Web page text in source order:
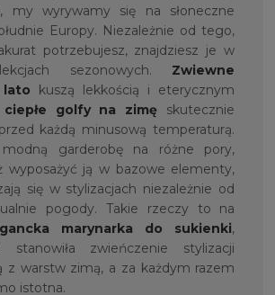
my wyrywamy się na słoneczne
Europy. Niezależnie od tego,
potrzebujesz, znajdziesz je w
sezonowych. Zwiewne
kuszą lekkością i eterycznym
ciepłe golfyna zimę skutecznie
każdą minusową temperaturą.
modną garderobę na różne pory,
wyposażyć ją w bazowe elementy,
się w stylizacjach niezależnie od
pogody. Takie rzeczy to na
marynarka do sukienki,
stanowiła zwieńczenie stylizacji
z warstw zimą, a za każdym razem
istotna.